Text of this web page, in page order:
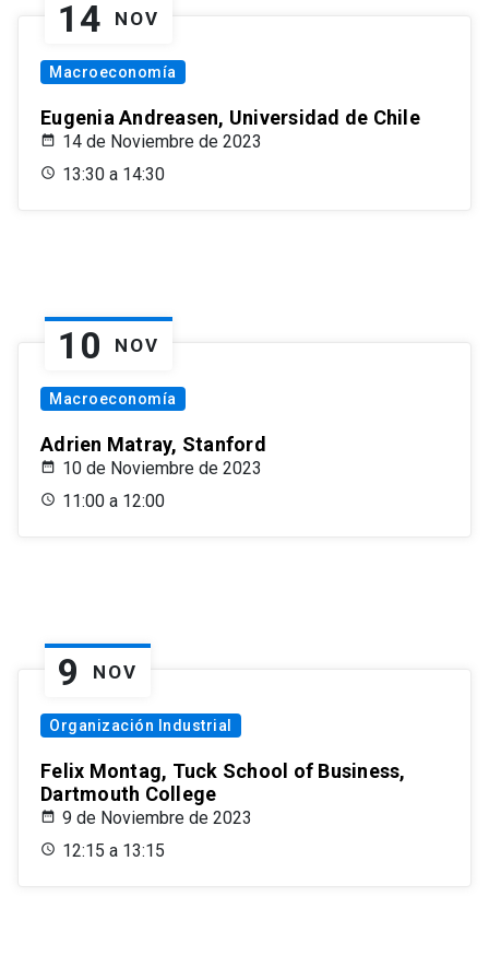
14 NOV
Macroeconomía
Eugenia Andreasen, Universidad de Chile
14 de Noviembre de 2023
13:30 a 14:30
10 NOV
Macroeconomía
Adrien Matray, Stanford
10 de Noviembre de 2023
11:00 a 12:00
9 NOV
Organización Industrial
Felix Montag, Tuck School of Business,
Dartmouth College
9 de Noviembre de 2023
12:15 a 13:15